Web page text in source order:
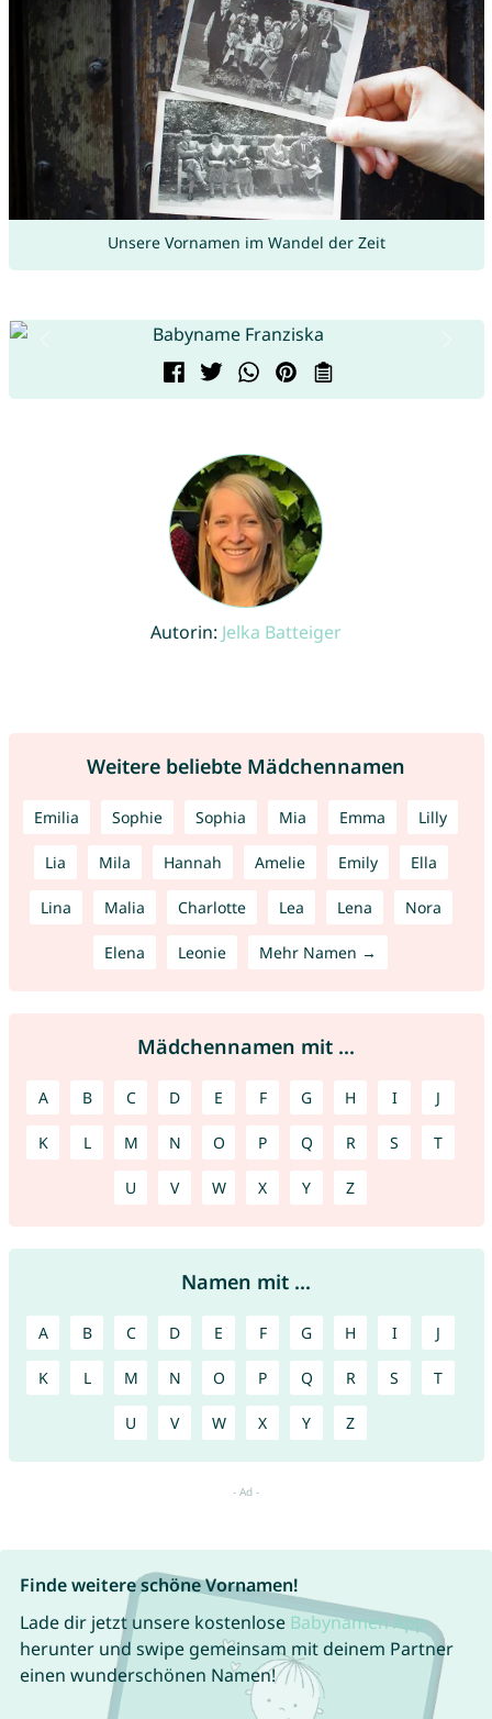
Unsere Vornamen im Wandel der Zeit
Autorin: Jelka Batteiger
Weitere beliebte Mädchennamen
Emilia Sophie Sophia Mia Emma Lilly
Lia Mila Hannah Amelie Emily Ella
Lina Malia Charlotte Lea Lena Nora
Elena Leonie Mehr Namen →
Mädchennamen mit ...
A B C D E F G H I J
K L M N O P Q R S T
U V W X Y Z
Namen mit ...
A B C D E F G H I J
K L M N O P Q R S T
U V W X Y Z
Finde weitere schöne Vornamen!
Lade dir jetzt unsere kostenlose Babynamen App
herunter und swipe gemeinsam mit deinem Partner
einen wunderschönen Namen!